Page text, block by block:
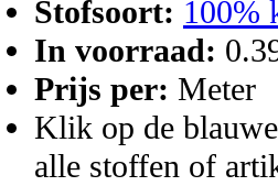
Stofsoort: 100%
In voorraad:
Prijs per: Meter
Klik op de
alle stoffen of